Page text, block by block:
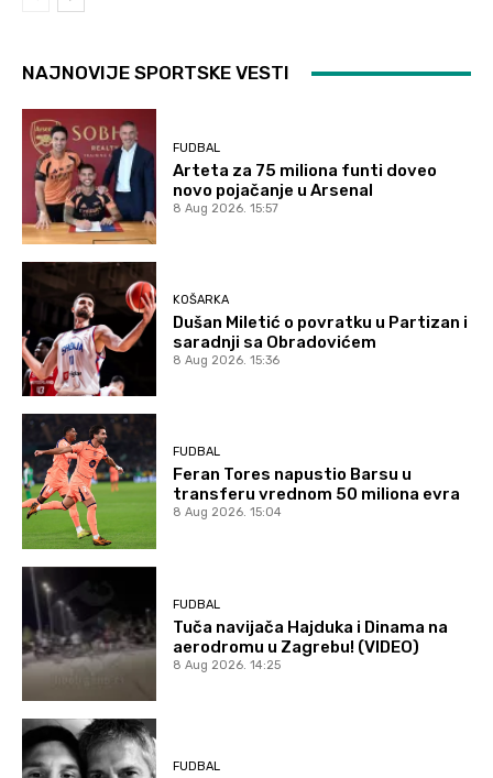
NAJNOVIJE SPORTSKE VESTI
FUDBAL
Arteta za 75 miliona funti doveo
novo pojačanje u Arsenal
8 Aug 2026. 15:57
KOŠARKA
Dušan Miletić o povratku u Partizan i
saradnji sa Obradovićem
8 Aug 2026. 15:36
FUDBAL
Feran Tores napustio Barsu u
transferu vrednom 50 miliona evra
8 Aug 2026. 15:04
FUDBAL
Tuča navijača Hajduka i Dinama na
aerodromu u Zagrebu! (VIDEO)
8 Aug 2026. 14:25
FUDBAL